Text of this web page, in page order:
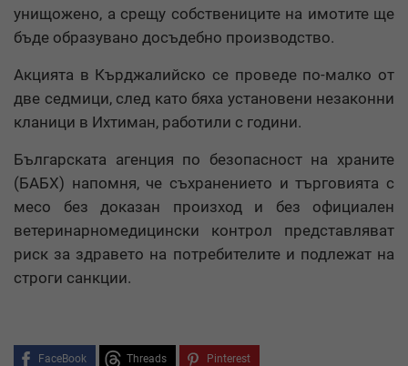
унищожено, а срещу собствениците на имотите ще
бъде образувано досъдебно производство.
Акцията в Кърджалийско се проведе по-малко от
две седмици, след като бяха установени незаконни
кланици в Ихтиман, работили с години.
Българската агенция по безопасност на храните
(БАБХ) напомня, че съхранението и търговията с
месо без доказан произход и без официален
ветеринарномедицински контрол представляват
риск за здравето на потребителите и подлежат на
строги санкции.
FaceBook Threads Pinterest